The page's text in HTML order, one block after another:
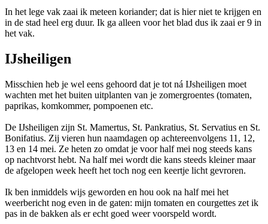
In het lege vak zaai ik meteen koriander; dat is hier niet te krijgen en
in de stad heel erg duur. Ik ga alleen voor het blad dus ik zaai er 9 in
het vak.
IJsheiligen
Misschien heb je wel eens gehoord dat je tot ná IJsheiligen moet
wachten met het buiten uitplanten van je zomergroentes (tomaten,
paprikas, komkommer, pompoenen etc.
De IJsheiligen zijn St. Mamertus, St. Pankratius, St. Servatius en St.
Bonifatius. Zij vieren hun naamdagen op achtereenvolgens 11, 12,
13 en 14 mei. Ze heten zo omdat je voor half mei nog steeds kans
op nachtvorst hebt. Na half mei wordt die kans steeds kleiner maar
de afgelopen week heeft het toch nog een keertje licht gevroren.
Ik ben inmiddels wijs geworden en hou ook na half mei het
weerbericht nog even in de gaten: mijn tomaten en courgettes zet ik
pas in de bakken als er echt goed weer voorspeld wordt.